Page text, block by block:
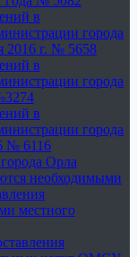
в
города
2016 г. № 5658
в
города
в
города
№ 6116
Орла
необходимыми
местного